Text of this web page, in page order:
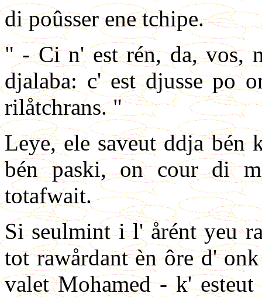
di poûsser ene tchipe.
" - Ci n' est rén, da, vos,
djalaba: c' est djusse po
rilåtchrans. "
Leye, ele saveut ddja
bén paski, on cour di
totafwait.
Si seulmint i l' årént yeu
tot rawårdant èn ôre d'
valet Mohamed - k'